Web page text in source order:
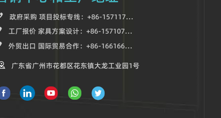
政府采购 项目投标专线：+86-15711700118
工厂报价 家具方案设计：+86-15710701718
外贸出口 国际贸易合作：+86-16616656119
广东省广州市花都区花东镇大龙工业园1号